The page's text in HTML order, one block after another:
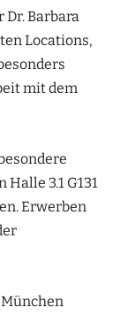
Barbara
Locations,
mit dem
3.1 G131
Erwerben